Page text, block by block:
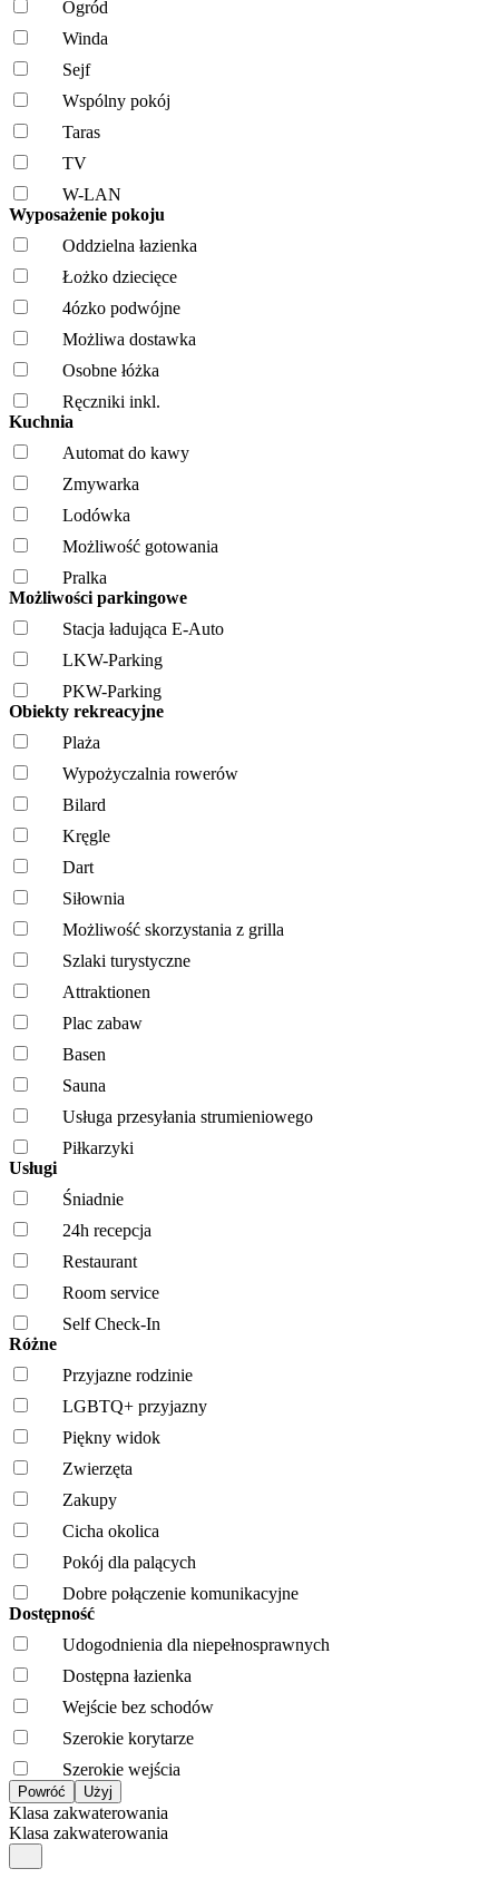
Ogród
Winda
Sejf
Wspólny pokój
Taras
TV
W-LAN
Wyposażenie pokoju
Oddzielna łazienka
Łożko dziecięce
4ózko podwójne
Możliwa dostawka
Osobne łóżka
Ręczniki inkl.
Kuchnia
Automat do kawy
Zmywarka
Lodówka
Możliwość gotowania
Pralka
Możliwości parkingowe
Stacja ładująca E-Auto
LKW-Parking
PKW-Parking
Obiekty rekreacyjne
Plaża
Wypożyczalnia rowerów
Bilard
Kręgle
Dart
Siłownia
Możliwość skorzystania z grilla
Szlaki turystyczne
Attraktionen
Plac zabaw
Basen
Sauna
Usługa przesyłania strumieniowego
Piłkarzyki
Usługi
Śniadnie
24h recepcja
Restaurant
Room service
Self Check-In
Różne
Przyjazne rodzinie
LGBTQ+ przyjazny
Piękny widok
Zwierzęta
Zakupy
Cicha okolica
Pokój dla palących
Dobre połączenie komunikacyjne
Dostępność
Udogodnienia dla niepełnosprawnych
Dostępna łazienka
Wejście bez schodów
Szerokie korytarze
Szerokie wejścia
Klasa zakwaterowania
Klasa zakwaterowania